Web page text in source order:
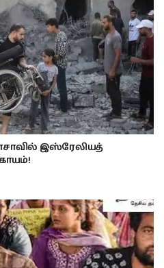
இஸ்ரேலியத்